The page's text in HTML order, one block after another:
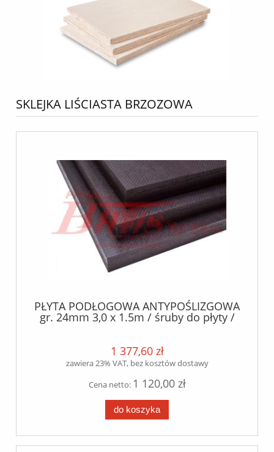
SKLEJKA LIŚCIASTA BRZOZOWA
PŁYTA PODŁOGOWA ANTYPOŚLIZGOWA
gr. 24mm 3,0 x 1.5m / śruby do płyty /
sklejka brzozowa /
1 377,60 zł
zawiera 23% VAT, bez kosztów dostawy
Cena netto: 1 120,00 zł
do koszyka